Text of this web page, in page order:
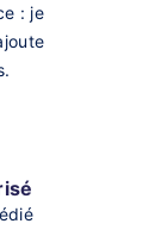
: je